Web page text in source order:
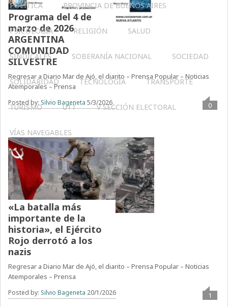
POLÍTICA PROVINCIA DE BUENOS AIRES
PSICOLOGÍA RELIGIÓN SALUD
SINDICALES SOBERANÍA NACIONAL SOCIEDAD
SOLIDARIDAD TECNOLOGÍA TRANSPORTE
TURISMO UTT V SECCIÓN ELECTORAL
VÍAS NAVEGABLES
Programa del 4 de
marzo de 2026
ARGENTINA
COMUNIDAD
SILVESTRE
Regresar a Diario Mar de Ajó, el diarito – Prensa Popular – Noticias
Atemporales – Prensa
Posted by: Silvio Bageneta 5/3/2026 0
«La batalla más
importante de la
historia», el Ejército
Rojo derrotó a los
nazis
Regresar a Diario Mar de Ajó, el diarito – Prensa Popular – Noticias
Atemporales – Prensa
Posted by: Silvio Bageneta 20/1/2026 1